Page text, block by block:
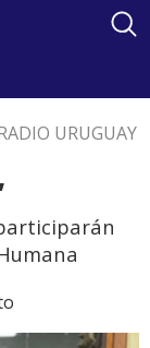
URUGUAY